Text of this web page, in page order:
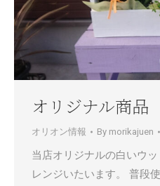
オリジナル商品
オリオン情報 By morikajuen
当店オリジナルの白いウ
レンジいたいます。 普段